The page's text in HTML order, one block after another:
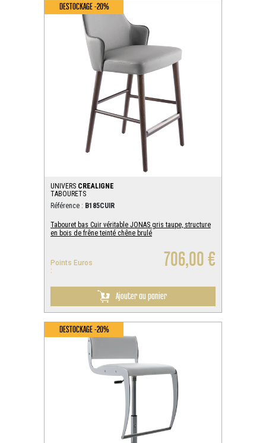
DESTOCKAGE -20%
UNIVERS CREALIGNE
TABOURETS
Référence : B185CUIR
Tabouret bas Cuir véritable JONAS gris taupe, structure
en bois de frêne teinté chêne brulé
Points Euros
:
706,00 €
Ajouter au panier
DESTOCKAGE -20%